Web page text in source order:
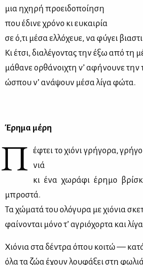
μια ηχη­ρή προει­δο­ποί­η­ση
που έδι­νε χρό­νο κι ευ­και­ρία
σε ό,τι μέ­σα ελ­λό­χευε, να φύ­γει
Κι έτσι, δια­λέ­γο­ντας την έξω από τη
μά­θα­νε ορ­θά­νοι­χτη ν’ αφή­νου­νε την
ώσπου ν’ ανά­ψουν μέ­σα λί­γα φώ­τα.
Έρη­μα μέ­ρη
Π έφτει το χιό­νι γρή­γο­ρα,
νιά
κι ένα χω­ρά­φι έρη­μο
μπρο­στά.
Τα χώ­μα­τά του ολό­γυ­ρα με χιό­νια
φαί­νο­νται μό­νο τ’ αγριό­χορ­τα και
Χιό­νια στα δέ­ντρα όπου κοι­τώ —
όλα τα ζώα έχουν λου­φά­ξει στη